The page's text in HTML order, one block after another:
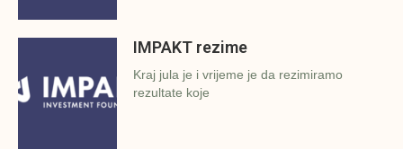
IMPAKT rezime
Kraj jula je i vrijeme je da rezimiramo
rezultate koje